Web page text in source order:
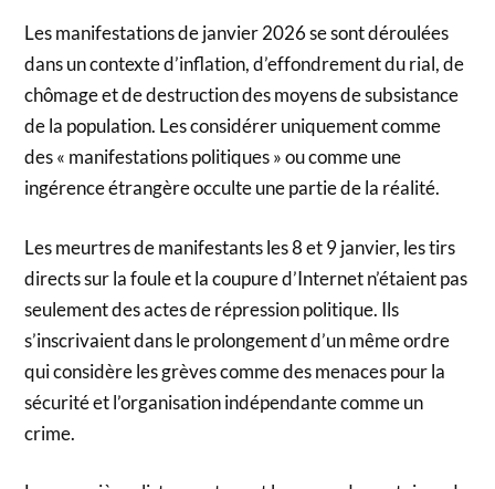
Les manifestations de janvier 2026 se sont déroulées
dans un contexte d’inflation, d’effondrement du rial, de
chômage et de destruction des moyens de subsistance
de la population. Les considérer uniquement comme
des « manifestations politiques » ou comme une
ingérence étrangère occulte une partie de la réalité.
Les meurtres de manifestants les 8 et 9 janvier, les tirs
directs sur la foule et la coupure d’Internet n’étaient pas
seulement des actes de répression politique. Ils
s’inscrivaient dans le prolongement d’un même ordre
qui considère les grèves comme des menaces pour la
sécurité et l’organisation indépendante comme un
crime.